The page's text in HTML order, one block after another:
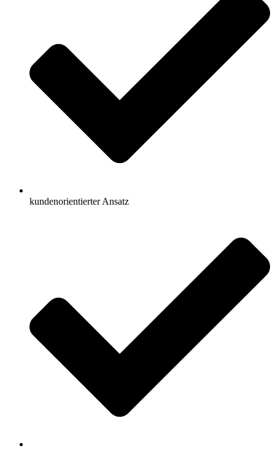
kundenorientierter Ansatz